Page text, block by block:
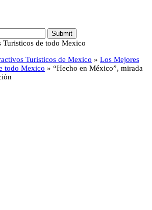
Submit
de todo Mexico
Turisticos de Mexico » Los Mejores
todo Mexico » “Hecho en México”, mirada